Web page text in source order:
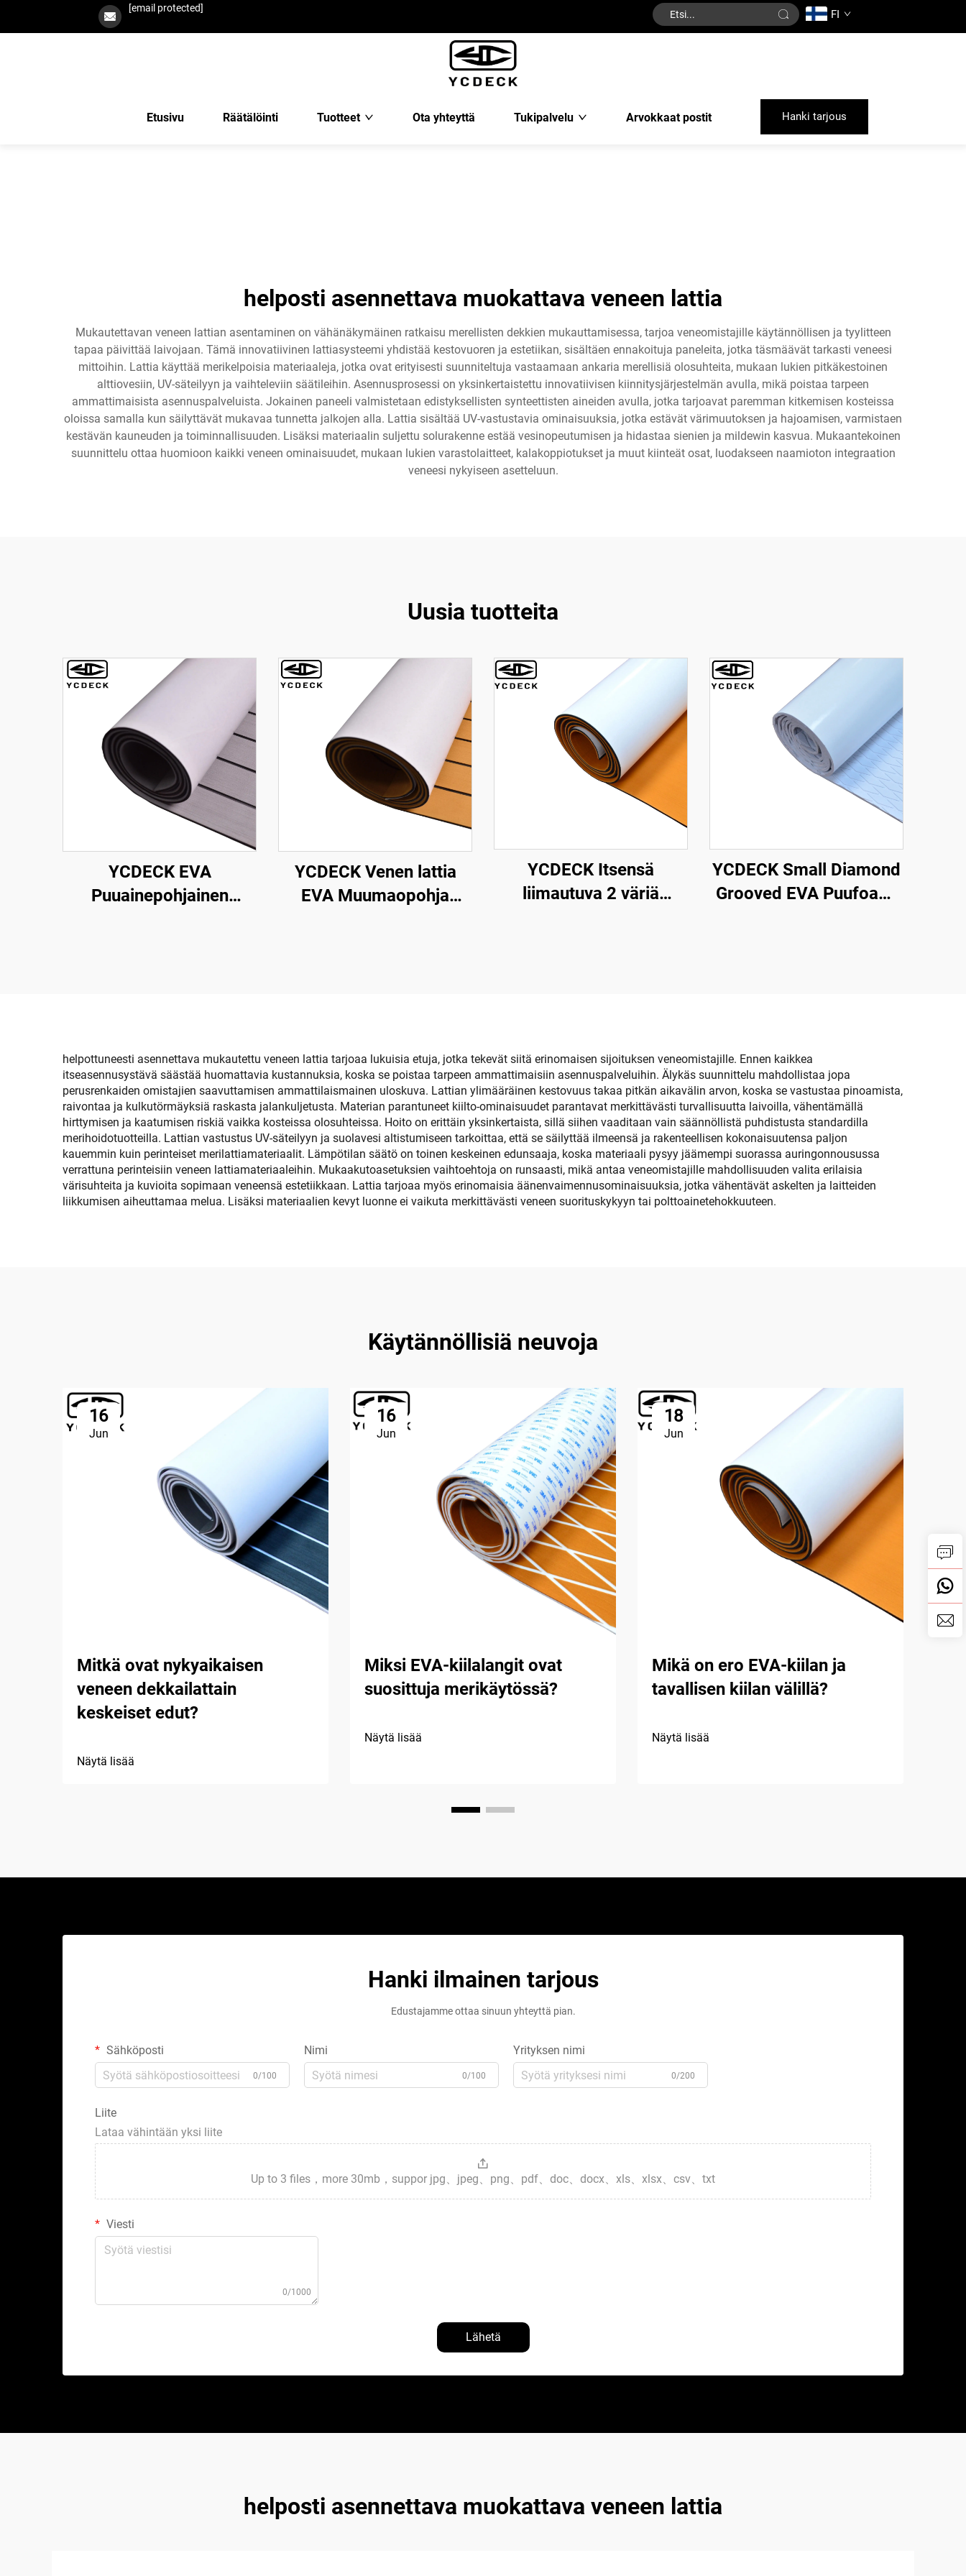
[email protected] FI
Etusivu Räätälöinti Tuotteet Ota yhteyttä Tukipalvelu Arvokkaat postit Hanki tarjous
helposti asennettava muokattava veneen lattia
Mukautettavan veneen lattian asentaminen on vähänäkymäinen ratkaisu merellisten dekkien mukauttamisessa, tarjoa veneomistajille käytännöllisen ja tyylitteen
tapaa päivittää laivojaan. Tämä innovatiivinen lattiasysteemi yhdistää kestovuoren ja estetiikan, sisältäen ennakoituja paneleita, jotka täsmäävät tarkasti veneesi
mittoihin. Lattia käyttää merikelpoisia materiaaleja, jotka ovat erityisesti suunniteltuja vastaamaan ankaria merellisiä olosuhteita, mukaan lukien pitkäkestoinen
alttiovesiin, UV-säteilyyn ja vaihteleviin säätileihin. Asennusprosessi on yksinkertaistettu innovatiivisen kiinnitysjärjestelmän avulla, mikä poistaa tarpeen
ammattimaisista asennuspalveluista. Jokainen paneeli valmistetaan edistyksellisten synteettisten aineiden avulla, jotka tarjoavat paremman kitkemisen kosteissa
oloissa samalla kun säilyttävät mukavaa tunnetta jalkojen alla. Lattia sisältää UV-vastustavia ominaisuuksia, jotka estävät värimuutoksen ja hajoamisen, varmistaen
kestävän kauneuden ja toiminnallisuuden. Lisäksi materiaalin suljettu solurakenne estää vesinopeutumisen ja hidastaa sienien ja mildewin kasvua. Mukaantekoinen
suunnittelu ottaa huomioon kaikki veneen ominaisuudet, mukaan lukien varastolaitteet, kalakoppiotukset ja muut kiinteät osat, luodakseen naamioton integraation
veneesi nykyiseen asetteluun.
Uusia tuotteita
YCDECK EVA
Puuainepohjainen
Jonveneille
Moottoriveneille
Matkustajalaivoille
Yhtenäismallina Kayak
Surffittelu
YCDECK Venen lattia
EVA Muumaopohja
Yachtille, Kajakille, Uida-
alalle
YCDECK Itsensä
liimautuva 2 väriä
YCDECK Small Diamond
Grooved EVA Puufoami
helpottuneesti asennettava mukautettu veneen lattia tarjoaa lukuisia etuja, jotka tekevät siitä erinomaisen sijoituksen veneomistajille. Ennen kaikkea
itseasennusystävä säästää huomattavia kustannuksia, koska se poistaa tarpeen ammattimaisiin asennuspalveluihin. Älykäs suunnittelu mahdollistaa jopa
perusrenkaiden omistajien saavuttamisen ammattilaismainen uloskuva. Lattian ylimääräinen kestovuus takaa pitkän aikavälin arvon, koska se vastustaa pinoamista,
raivontaa ja kulkutörmäyksiä raskasta jalankuljetusta. Materian parantuneet kiilto-ominaisuudet parantavat merkittävästi turvallisuutta laivoilla, vähentämällä
hirttymisen ja kaatumisen riskiä vaikka kosteissa olosuhteissa. Hoito on erittäin yksinkertaista, sillä siihen vaaditaan vain säännöllistä puhdistusta standardilla
merihoidotuotteilla. Lattian vastustus UV-säteilyyn ja suolavesi altistumiseen tarkoittaa, että se säilyttää ilmeensä ja rakenteellisen kokonaisuutensa paljon
kauemmin kuin perinteiset merilattiamateriaalit. Lämpötilan säätö on toinen keskeinen edunsaaja, koska materiaali pysyy jäämempi suorassa auringonnousussa
verrattuna perinteisiin veneen lattiamateriaaleihin. Mukaakutoasetuksien vaihtoehtoja on runsaasti, mikä antaa veneomistajille mahdollisuuden valita erilaisia
värisuhteita ja kuvioita sopimaan veneensä estetiikkaan. Lattia tarjoaa myös erinomaisia äänenvaimennusominaisuuksia, jotka vähentävät askelten ja laitteiden
liikkumisen aiheuttamaa melua. Lisäksi materiaalien kevyt luonne ei vaikuta merkittävästi veneen suorituskykyyn tai polttoainetehokkuuteen.
Käytännöllisiä neuvoja
16
Jun
Mitkä ovat nykyaikaisen
veneen dekkailattain
keskeiset edut?
Näytä lisää
16
Jun
Miksi EVA-kiilalangit ovat
suosittuja merikäytössä?
Näytä lisää
18
Jun
Mikä on ero EVA-kiilan ja
tavallisen kiilan välillä?
Näytä lisää
Hanki ilmainen tarjous
Edustajamme ottaa sinuun yhteyttä pian.
Sähköposti
0/100
Nimi
0/100
Yrityksen nimi
0/200
Liite
Lataa vähintään yksi liite
Up to 3 files，more 30mb，suppor jpg、jpeg、png、pdf、doc、docx、xls、xlsx、csv、txt
Viesti
0/1000
Lähetä
helposti asennettava muokattava veneen lattia